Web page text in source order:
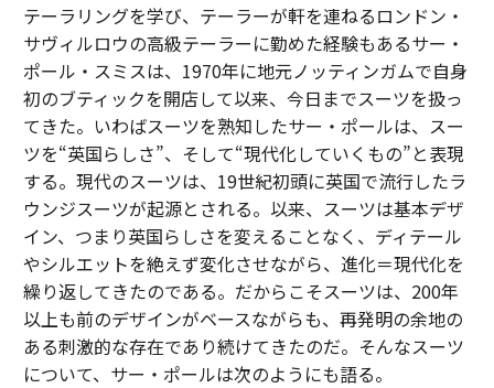
テーラリングを学び、テーラーが軒を連ねるロンドン・
サヴィルロウの高級テーラーに勤めた経験もあるサー・
ポール・スミスは、1970年に地元ノッティンガムで自身
初のブティックを開店して以来、今日までスーツを扱っ
てきた。いわばスーツを熟知したサー・ポールは、スー
ツを“英国らしさ”、そして“現代化していくもの”と表現
する。現代のスーツは、19世紀初頭に英国で流行したラ
ウンジスーツが起源とされる。以来、スーツは基本デザ
イン、つまり英国らしさを変えることなく、ディテール
やシルエットを絶えず変化させながら、進化＝現代化を
繰り返してきたのである。だからこそスーツは、200年
以上も前のデザインがベースながらも、再発明の余地の
ある刺激的な存在であり続けてきたのだ。そんなスーツ
について、サー・ポールは次のようにも語る。